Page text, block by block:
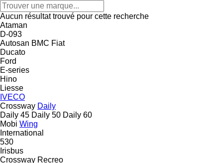
Aucun résultat trouvé pour cette recherche
Ataman
D-093
Autosan BMC Fiat
Ducato
Ford
E-series
Hino
Liesse
IVECO
Crossway Daily
Daily 45 Daily 50 Daily 60
Mobi Wing
International
530
Irisbus
Crossway Recreo